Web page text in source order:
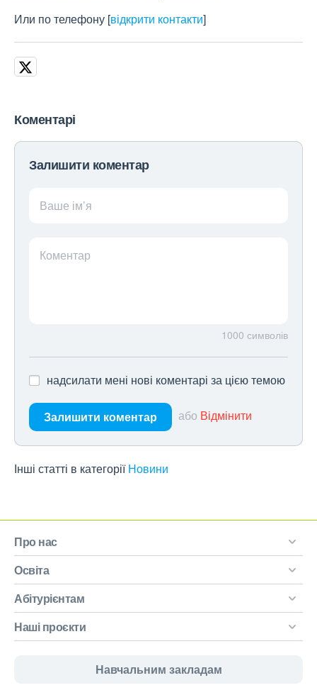
Или по телефону [відкрити контакти]
Коментарі
Залишити коментар
Ваше ім’я
Коментар
1000 символів
надсилати мені нові коментарі за цією темою
Залишити коментар або Відмінити
Інші статті в категорії Новини
Про нас
Освіта
Абітурієнтам
Наші проєкти
Навчальним закладам